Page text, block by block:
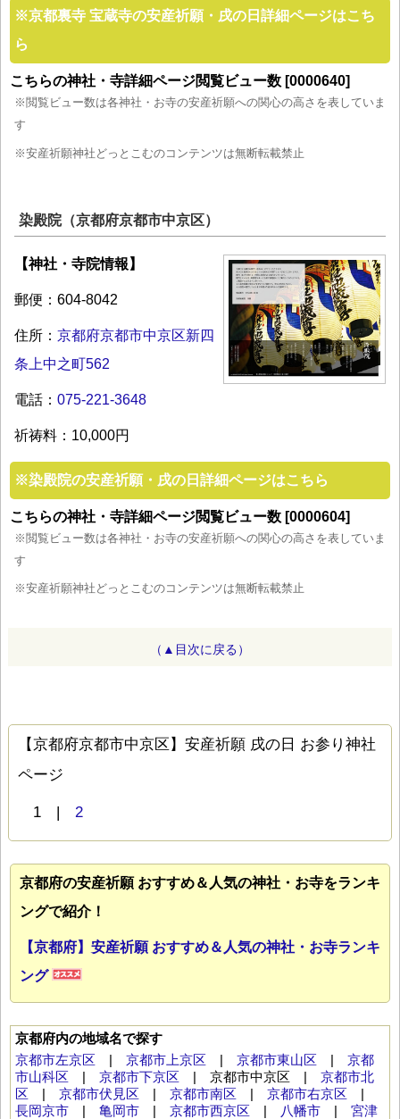
※京都裏寺 宝蔵寺の安産祈願・戌の日詳細ページはこち
ら
こちらの神社・寺詳細ページ閲覧ビュー数 [0000640]
※閲覧ビュー数は各神社・お寺の安産祈願への関心の高さを表していま
す
※安産祈願神社どっとこむのコンテンツは無断転載禁止
染殿院（京都府京都市中京区）
【神社・寺院情報】
郵便：604-8042
住所： 京都府京都市中京区新四
条上中之町562
電話： 075-221-3648
祈祷料：10,000円
※染殿院の安産祈願・戌の日詳細ページはこちら
こちらの神社・寺詳細ページ閲覧ビュー数 [0000604]
※閲覧ビュー数は各神社・お寺の安産祈願への関心の高さを表していま
す
※安産祈願神社どっとこむのコンテンツは無断転載禁止
（▲目次に戻る）
【京都府京都市中京区】安産祈願 戌の日 お参り神社
ページ
1 | 2
京都府の安産祈願 おすすめ＆人気の神社・お寺をランキ
ングで紹介！
【京都府】安産祈願 おすすめ＆人気の神社・お寺ランキ
ング
京都府内の地域名で探す
京都市左京区 | 京都市上京区 | 京都市東山区 | 京都
市山科区 | 京都市下京区 | 京都市中京区 | 京都市北
区 | 京都市伏見区 | 京都市南区 | 京都市右京区 |
長岡京市 | 亀岡市 | 京都市西京区 | 八幡市 | 宮津